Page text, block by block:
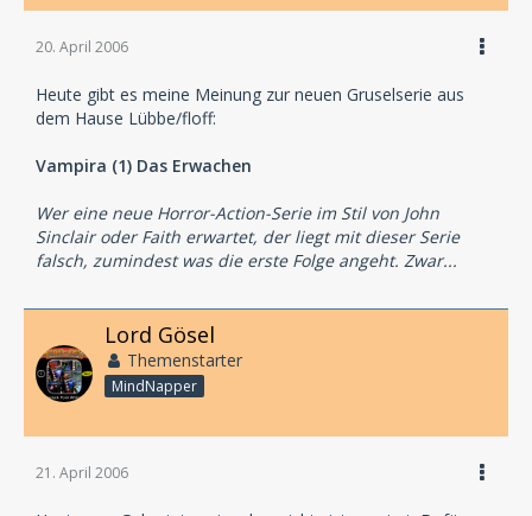
20. April 2006
Heute gibt es meine Meinung zur neuen Gruselserie aus
dem Hause Lübbe/floff:
Vampira (1) Das Erwachen
Wer eine neue Horror-Action-Serie im Stil von John
Sinclair oder Faith erwartet, der liegt mit dieser Serie
falsch, zumindest was die erste Folge angeht. Zwar...
Lord Gösel
Themenstarter
MindNapper
21. April 2006